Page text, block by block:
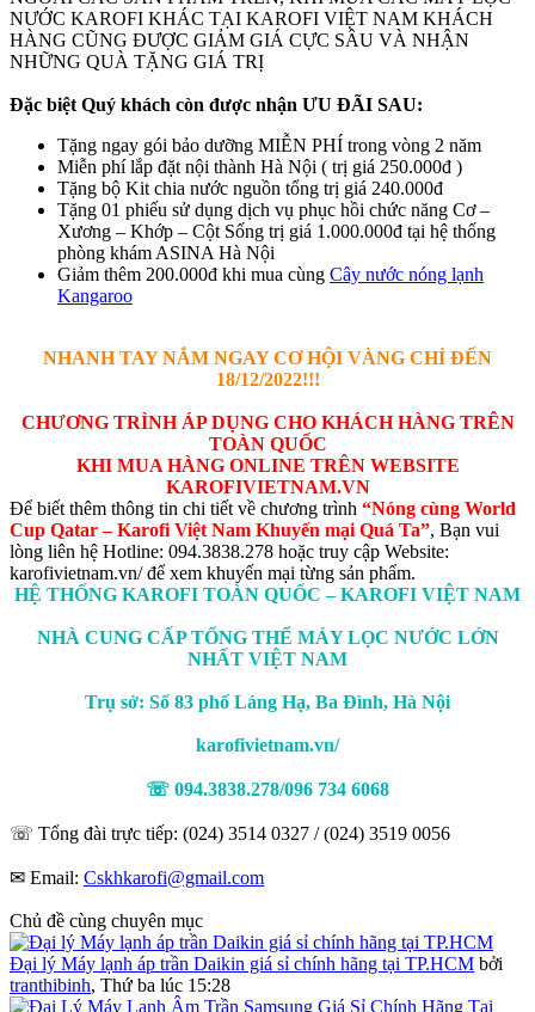
NƯỚC KAROFI KHÁC TẠI KAROFI VIỆT NAM KHÁCH
HÀNG CŨNG ĐƯỢC GIẢM GIÁ CỰC SÂU VÀ NHẬN
NHỮNG QUÀ TẶNG GIÁ TRỊ
Đặc biệt Quý khách còn được nhận ƯU ĐÃI SAU:
Tặng ngay gói bảo dưỡng MIỄN PHÍ trong vòng 2 năm
Miễn phí lắp đặt nội thành Hà Nội ( trị giá 250.000đ )
Tặng bộ Kit chia nước nguồn tổng trị giá 240.000đ
Tặng 01 phiếu sử dụng dịch vụ phục hồi chức năng Cơ –
Xương – Khớp – Cột Sống trị giá 1.000.000đ tại hệ thống
phòng khám ASINA Hà Nội
Giảm thêm 200.000đ khi mua cùng Cây nước nóng lạnh
Kangaroo
NHANH TAY NẮM NGAY CƠ HỘI VÀNG CHỈ ĐẾN
18/12/2022!!!
CHƯƠNG TRÌNH ÁP DỤNG CHO KHÁCH HÀNG TRÊN
TOÀN QUỐC
KHI MUA HÀNG ONLINE TRÊN WEBSITE
KAROFIVIETNAM.VN
Để biết thêm thông tin chi tiết về chương trình “Nóng cùng World
Cup Qatar – Karofi Việt Nam Khuyến mại Quá Ta”, Bạn vui
lòng liên hệ Hotline: 094.3838.278 hoặc truy cập Website:
karofivietnam.vn/ để xem khuyến mại từng sản phẩm.
HỆ THỐNG KAROFI TOÀN QUỐC – KAROFI VIỆT NAM
NHÀ CUNG CẤP TỔNG THỂ MÁY LỌC NƯỚC LỚN
NHẤT VIỆT NAM
Trụ sở: Số 83 phố Láng Hạ, Ba Đình, Hà Nội
karofivietnam.vn/
☏ 094.3838.278/096 734 6068
☏ Tổng đài trực tiếp: (024) 3514 0327 / (024) 3519 0056
✉ Email: Cskhkarofi@gmail.com
Chủ đề cùng chuyên mục
Đại lý Máy lạnh áp trần Daikin giá sỉ chính hãng tại TP.HCM bởi
tranthibinh, Thứ ba lúc 15:28